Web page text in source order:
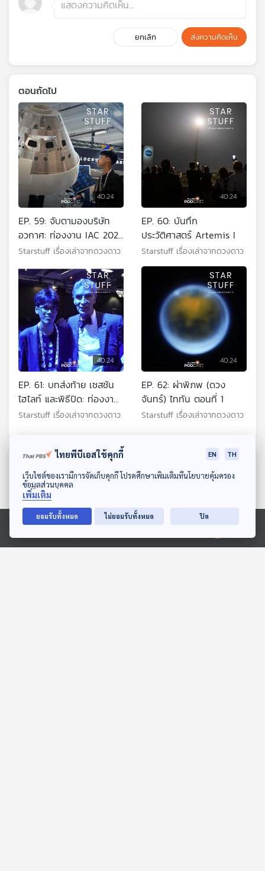
ดาวน์โหลด Thai PBS Podcast Application
Ⓒ 2020 องค์การกระจายเสียงและแพร่ภาพสาธารณะแห่งประเทศไทย
ยกเลิก ส่งความคิดเห็น
ตอนถัดไป
40:24
EP. 59: จับตามองบริษัท
อวกาศ: ท่องงาน IAC 2022
ตอนที่ 4
Starstuff เรื่องเล่าจากดวงดาว
40:24
EP. 60: บันทึก
ประวัติศาสตร์ Artemis I
Starstuff เรื่องเล่าจากดวงดาว
40:24
EP. 61: บทส่งท้าย เซสชัน
ไฮไลท์ และพิธีปิด: ท่องงาน
IAC 2022 ตอนที่ 5
Starstuff เรื่องเล่าจากดวงดาว
40:24
EP. 62: ผ่าพิภพ (ดวง
จันทร์) ไททัน ตอนที่ 1
Starstuff เรื่องเล่าจากดวงดาว
ไทยพีบีเอสใช้คุกกี้ EN TH
เว็บไซต์ของเรามีการจัดเก็บคุกกี้ โปรดศึกษาเพิ่มเติมที่นโยบายคุ้มครอง
ข้อมูลส่วนบุคคล
เพิ่มเติม
ยอมรับทั้งหมด ไม่ยอมรับทั้งหมด ปิด